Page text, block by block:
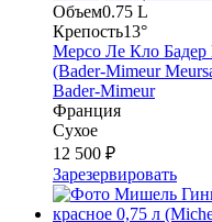
Объем0.75 L
Крепость13°
Мерсо Ле Кло Бадер
(Bader-Mimeur
Bader-Mimeur
Франция
Сухое
12 500 ₽
Зарезервировать